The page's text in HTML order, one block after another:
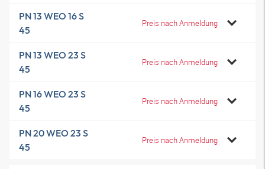
PN 13 WEO 16 S
45
Preis nach Anmeldung
PN 13 WEO 23 S
45
Preis nach Anmeldung
PN 16 WEO 23 S
45
Preis nach Anmeldung
PN 20 WEO 23 S
45
Preis nach Anmeldung